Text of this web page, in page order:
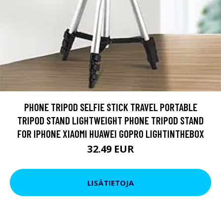
PHONE TRIPOD SELFIE STICK TRAVEL PORTABLE
TRIPOD STAND LIGHTWEIGHT PHONE TRIPOD STAND
FOR IPHONE XIAOMI HUAWEI GOPRO LIGHTINTHEBOX
32.49 EUR
LISÄTIETOJA